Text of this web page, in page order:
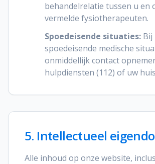
behandelrelatie tussen u en
vermelde fysiotherapeuten.
Spoedeisende situaties: Bij
spoedeisende medische
onmiddellijk contact
hulpdiensten (112) of uw
5. Intellectueel
Alle inhoud op onze website,